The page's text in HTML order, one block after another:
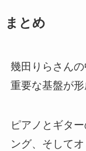
まとめ
幾田りらさん
重要な基盤が形
ピアノとギタ
ング、そして